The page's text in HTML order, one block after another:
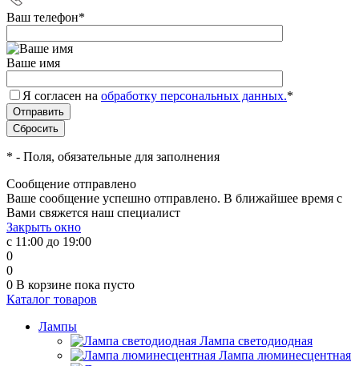
Ваш телефон*
Ваше имя
Я согласен на обработку персональных данных.*
* - Поля, обязательные для заполнения
Сообщение отправлено
Ваше сообщение успешно отправлено. В ближайшее время с
Вами свяжется наш специалист
Закрыть окно
с 11:00 до 19:00
0
0
0 В корзине пока пусто
Каталог товаров
Лампы
Лампа светодиодная
Лампа люминесцентная